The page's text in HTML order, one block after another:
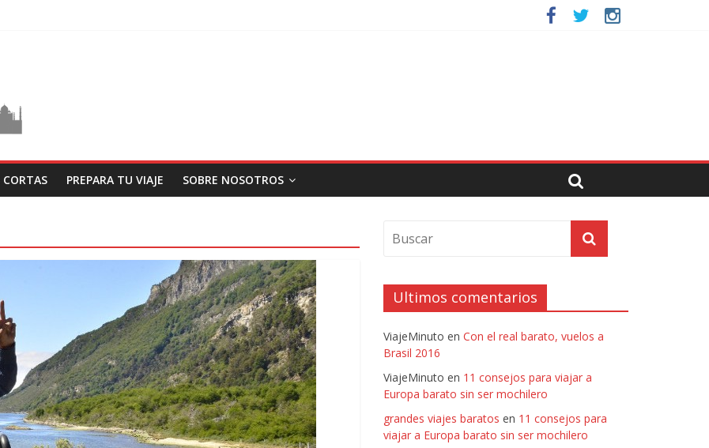
PREPARA TU VIAJE SOBRE NOSOTROS
Ultimos comentarios
ViajeMinuto en Con el real barato, vuelos a
Brasil 2016
ViajeMinuto en 11 consejos para viajar a
Europa barato sin ser mochilero
grandes viajes baratos en 11 consejos para
viajar a Europa barato sin ser mochilero